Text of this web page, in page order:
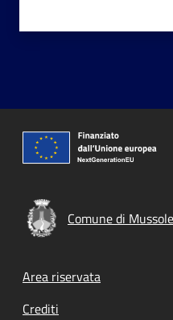
Comune di
Footer menu
Area riservata
Crediti